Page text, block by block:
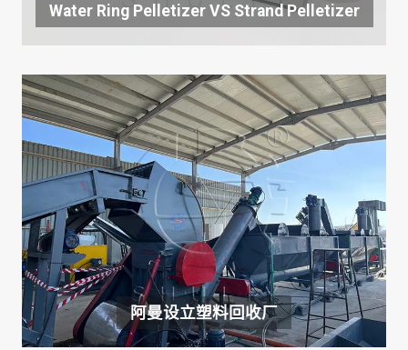
Water Ring Pelletizer VS Strand Pelletizer
阿曼设立塑料回收厂